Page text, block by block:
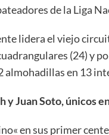
de la Liga
lidera el viejo
(24) y
almohadillas en 13
y Juan Soto, únicos
en sus primer